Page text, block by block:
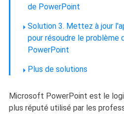
de PowerPoint
Solution 3. Mettez à jour
pour résoudre le problème
PowerPoint
Plus de solutions
Microsoft PowerPoint est le
plus réputé utilisé par les